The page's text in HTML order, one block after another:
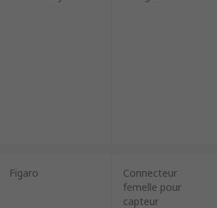
Figaro
Connecteur
femelle pour
capteur